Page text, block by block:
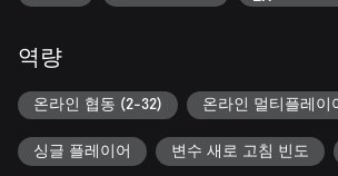
역량
온라인 협동 (2-32) 온라인 멀티플레이
싱글 플레이어 변수 새로 고침 빈도